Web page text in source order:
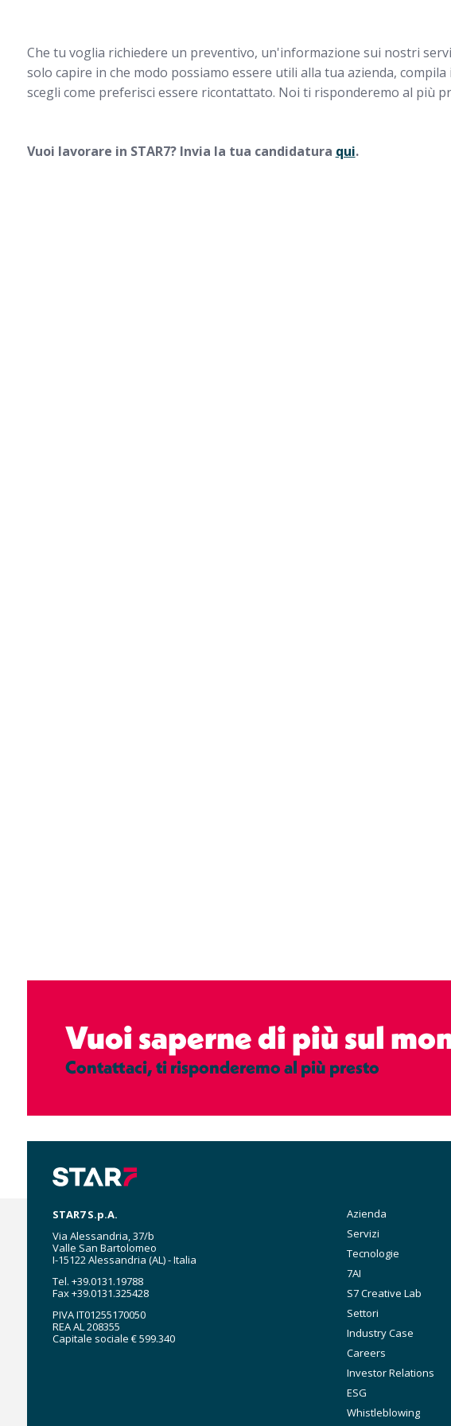
Che tu voglia richiedere un preventivo, un'informazione sui nostri
solo capire in che modo possiamo essere utili alla tua azienda, compila
scegli come preferisci essere ricontattato. Noi ti risponderemo al più
Vuoi lavorare in STAR7? Invia la tua candidatura qui.
Vuoi saperne di più sul
Contattaci, ti risponderemo al più presto
STAR7 S.p.A.
Via Alessandria, 37/b
Valle San Bartolomeo
I-15122 Alessandria (AL) - Italia
Tel. +39.0131.19788
Fax +39.0131.325428
PIVA IT01255170050
REA AL 208355
Capitale sociale € 599.340
Main
Azienda
Servizi
Tecnologie
7AI
S7 Creative Lab
Settori
Industry Case
Careers
Investor Relations
ESG
Whistleblowing